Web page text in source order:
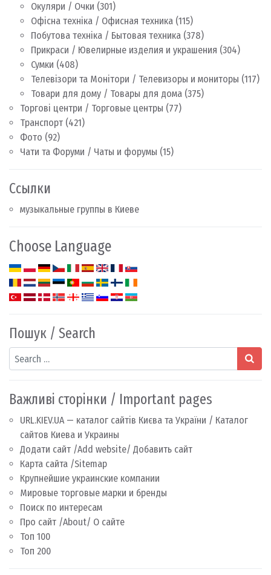
Окуляри / Очки (301)
Офісна техніка / Офисная техника (115)
Побутова техніка / Бытовая техника (378)
Прикраси / Ювелирные изделия и украшения (304)
Сумки (408)
Телевізори та Монітори / Телевизоры и мониторы (117)
Товари для дому / Товары для дома (375)
Торгові центри / Торговые центры (77)
Транспорт (421)
Фото (92)
Чати та Форуми / Чаты и форумы (15)
Ссылки
музыкальные группы в Киеве
Choose Language
Пошук / Search
Search
Важливі сторінки / Important pages
URL.KIEV.UA — каталог сайтів Києва та України / Каталог
сайтов Киева и Украины
Додати сайт /Add website/ Добавить сайт
Карта сайта /Sitemap
Крупнейшие украинские компании
Мировые торговые марки и бренды
Поиск по интересам
Про сайт /About/ О сайте
Топ 100
Топ 200